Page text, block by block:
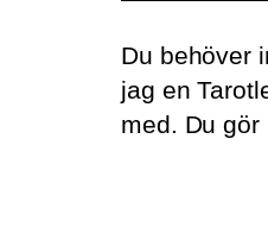
Du behöver
jag en
med. Du